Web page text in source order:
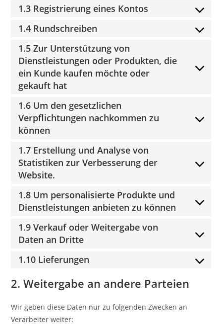
1.3 Registrierung eines Kontos
1.4 Rundschreiben
1.5 Zur Unterstützung von
Dienstleistungen oder Produkten, die
ein Kunde kaufen möchte oder
gekauft hat
1.6 Um den gesetzlichen
Verpflichtungen nachkommen zu
können
1.7 Erstellung und Analyse von
Statistiken zur Verbesserung der
Website.
1.8 Um personalisierte Produkte und
Dienstleistungen anbieten zu können
1.9 Verkauf oder Weitergabe von
Daten an Dritte
1.10 Lieferungen
2. Weitergabe an andere Parteien
Wir geben diese Daten nur zu folgenden Zwecken an
Verarbeiter weiter: